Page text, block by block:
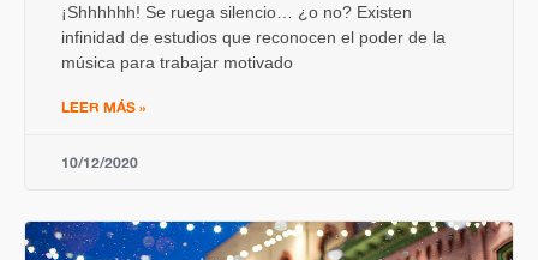
¡Shhhhhh! Se ruega silencio… ¿o no? Existen
infinidad de estudios que reconocen el poder de la
música para trabajar motivado
LEER MÁS »
10/12/2020